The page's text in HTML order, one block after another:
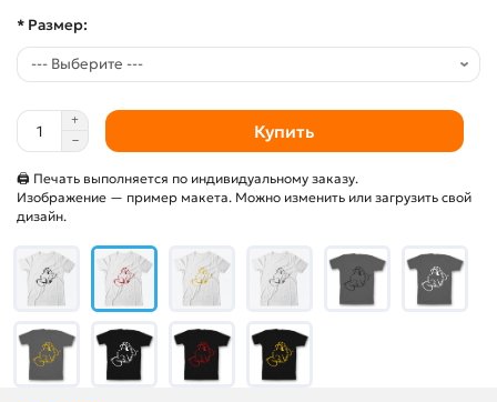
* Размер:
Купить
🖨 Печать выполняется по индивидуальному заказу.
Изображение — пример макета. Можно изменить или загрузить свой
дизайн.